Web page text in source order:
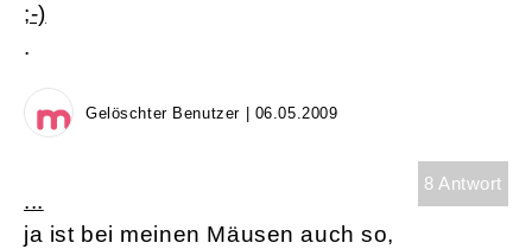
;-)
.
Gelöschter Benutzer | 06.05.2009
8 Antwort
...
ja ist bei meinen Mäusen auch so,